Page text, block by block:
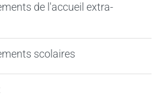
de l'accueil extra-
scolaires